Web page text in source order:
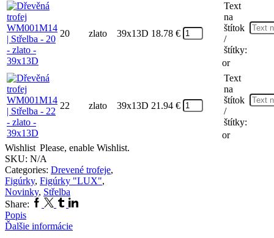
20 zlato 39x13D 18.78 €
Text
na
štítok
/
štítky:
or
22 zlato 39x13D 21.94 €
Text
na
štítok
/
štítky:
or
Wishlist Please, enable Wishlist.
SKU: N/A
Categories: Drevené trofeje,
Figúrky, Figúrky "LUX",
Novinky, Střelba
Share: Facebook
Twitter
TumblrLinkedin
Popis
Ďalšie informácie